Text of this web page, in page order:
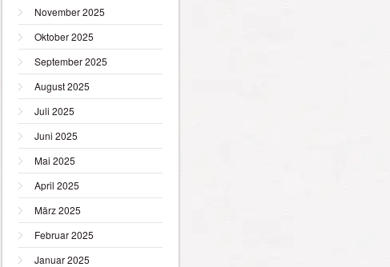
November 2025
Oktober 2025
September 2025
August 2025
Juli 2025
Juni 2025
Mai 2025
April 2025
März 2025
Februar 2025
Januar 2025